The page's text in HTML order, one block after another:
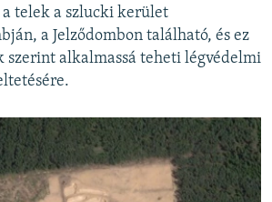
telek a szlucki kerület
a Jelződombon található, és ez
szerint alkalmassá teheti légvédelmi